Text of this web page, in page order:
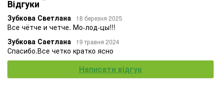
Відгуки
Зубкова Светлана 18 березня 2025
Все чётче и четче. Мо-лод-цы!!!
Зубкова Саетлана
19 травня 2024
Спасибо.Все четко кратко ясно
Написати відгук